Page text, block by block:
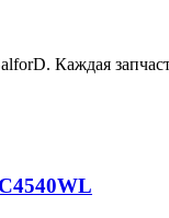
Каждая